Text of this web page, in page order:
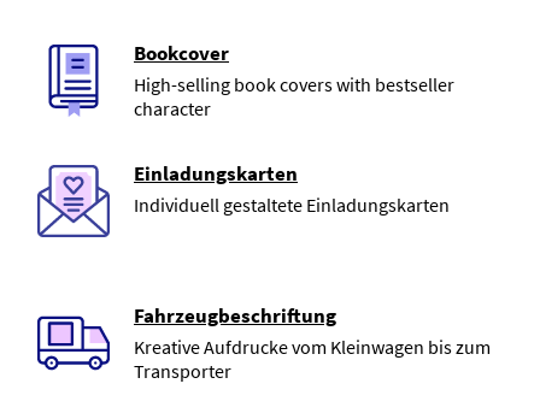
Bookcover
High-selling book covers with bestseller
character
Einladungskarten
Individuell gestaltete Einladungskarten
Fahrzeugbeschriftung
Kreative Aufdrucke vom Kleinwagen bis zum
Transporter